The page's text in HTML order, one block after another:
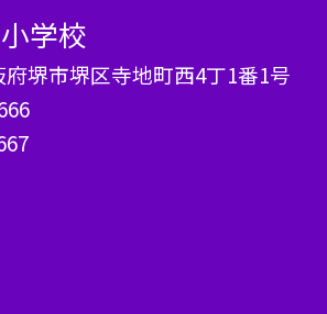
学校
府堺市堺区寺地町西4丁1番1号